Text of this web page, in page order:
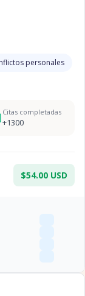
personales
Citas completadas
+1300
$54.00 USD